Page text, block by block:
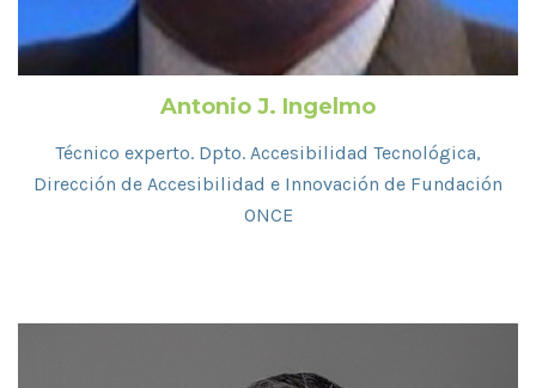
Antonio J. Ingelmo
Técnico experto. Dpto. Accesibilidad Tecnológica,
Dirección de Accesibilidad e Innovación de Fundación
ONCE